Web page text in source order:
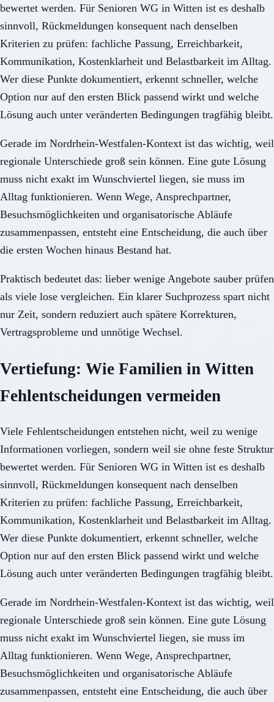
bewertet werden. Für Senioren WG in Witten ist es deshalb
sinnvoll, Rückmeldungen konsequent nach denselben
Kriterien zu prüfen: fachliche Passung, Erreichbarkeit,
Kommunikation, Kostenklarheit und Belastbarkeit im Alltag.
Wer diese Punkte dokumentiert, erkennt schneller, welche
Option nur auf den ersten Blick passend wirkt und welche
Lösung auch unter veränderten Bedingungen tragfähig bleibt.
Gerade im Nordrhein-Westfalen-Kontext ist das wichtig, weil
regionale Unterschiede groß sein können. Eine gute Lösung
muss nicht exakt im Wunschviertel liegen, sie muss im
Alltag funktionieren. Wenn Wege, Ansprechpartner,
Besuchsmöglichkeiten und organisatorische Abläufe
zusammenpassen, entsteht eine Entscheidung, die auch über
die ersten Wochen hinaus Bestand hat.
Praktisch bedeutet das: lieber wenige Angebote sauber prüfen
als viele lose vergleichen. Ein klarer Suchprozess spart nicht
nur Zeit, sondern reduziert auch spätere Korrekturen,
Vertragsprobleme und unnötige Wechsel.
Vertiefung: Wie Familien in Witten
Fehlentscheidungen vermeiden
Viele Fehlentscheidungen entstehen nicht, weil zu wenige
Informationen vorliegen, sondern weil sie ohne feste Struktur
bewertet werden. Für Senioren WG in Witten ist es deshalb
sinnvoll, Rückmeldungen konsequent nach denselben
Kriterien zu prüfen: fachliche Passung, Erreichbarkeit,
Kommunikation, Kostenklarheit und Belastbarkeit im Alltag.
Wer diese Punkte dokumentiert, erkennt schneller, welche
Option nur auf den ersten Blick passend wirkt und welche
Lösung auch unter veränderten Bedingungen tragfähig bleibt.
Gerade im Nordrhein-Westfalen-Kontext ist das wichtig, weil
regionale Unterschiede groß sein können. Eine gute Lösung
muss nicht exakt im Wunschviertel liegen, sie muss im
Alltag funktionieren. Wenn Wege, Ansprechpartner,
Besuchsmöglichkeiten und organisatorische Abläufe
zusammenpassen, entsteht eine Entscheidung, die auch über